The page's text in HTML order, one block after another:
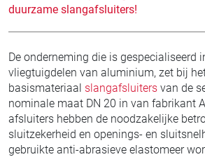
duurzame slangafsluiters!
De onderneming die is gespecialiseerd
vliegtuigdelen van aluminium, zet bij
basismateriaal slangafsluiters van de
nominale maat DN 20 in van fabrikant
afsluiters hebben de noodzakelijke
sluitzekerheid en openings- en
gebruikte anti-abrasieve elastomeer